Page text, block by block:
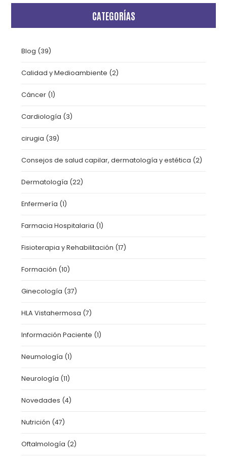
CATEGORÍAS
Blog (39)
Calidad y Medioambiente (2)
Cáncer (1)
Cardiología (3)
cirugia (39)
Consejos de salud capilar, dermatología y estética (2)
Dermatología (22)
Enfermería (1)
Farmacia Hospitalaria (1)
Fisioterapia y Rehabilitación (17)
Formación (10)
Ginecología (37)
HLA Vistahermosa (7)
Información Paciente (1)
Neumología (1)
Neurología (11)
Novedades (4)
Nutrición (47)
Oftalmología (2)